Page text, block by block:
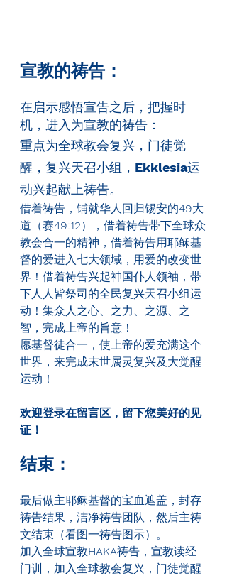
宣教的祷告：
在启示感悟宣告之后，把握时
机，进入为宣教的祷告：
重点为全球教会复兴，门徒觉
醒，复兴天召小组， Ekklesia运
动兴起献上祷告。
借着祷告，铺就华人回归锡安的49大
道（赛49:12），借着祷告带下全球众
教会合一的精神，借着祷告用耶稣基
督的爱进入七大领域，用爱的改变世
界！借着祷告兴起神国仆人领袖，带
下人人皆祭司的全民复兴天召小组运
动！集众人之心、之力、之源、之
智，完成上帝的旨意！
愿基督徒合一，使上帝的爱充满这个
世界，来完成末世属灵复兴及大觉醒
运动！
欢迎登录在留言区，留下您美好的见
证！
结束：
最后做主耶稣基督的宝血遮盖，封存
祷告结果，洁净祷告团队，然后主祷
文结束（看图一祷告图示）。
加入全球宣教HAKA祷告，宣教读经
门训，加入全球教会复兴，门徒觉醒